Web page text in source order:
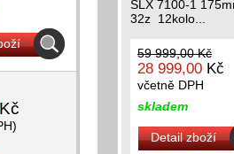
Kč
SLX 7100-1
32z 12kolo...
59 999,00 Kč
28 999,00 Kč
včetně DPH
skladem
Detail zboží